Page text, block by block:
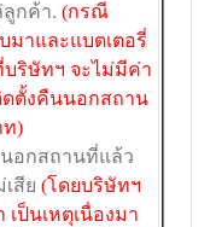
ลูกค้า.(กรณี
มาและแบตเตอรี่
บริษัทฯ จะไม่มีค่า
ดตั้งคืนนอกสถาน
ท)
อกสถานที่แล้ว
เสีย(โดยบริษัทฯ
ป็นเหตุเนื่องมา